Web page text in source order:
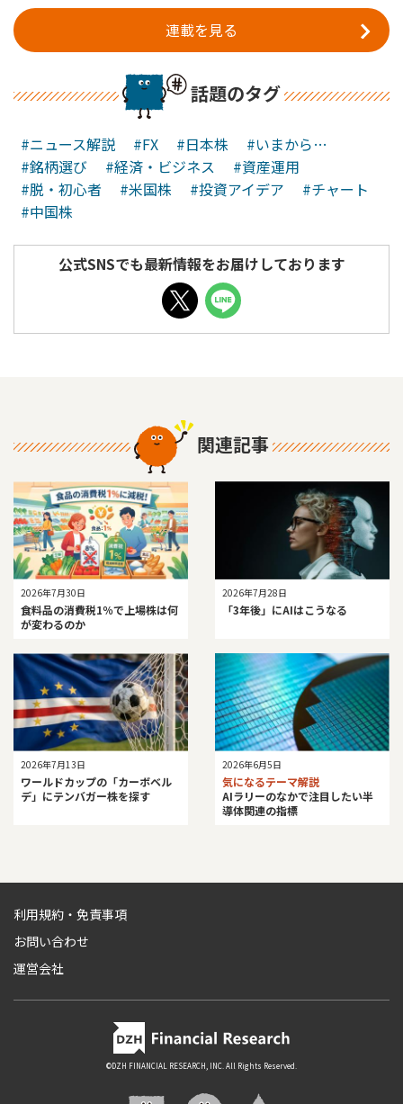
連載を見る
話題のタグ
#ニュース解説 #FX #日本株
#いまから…
#銘柄選び
#経済・ビジネス
#資産運用
#脱・初心者
#米国株 #投資アイデア
#チャート
#中国株
公式SNSでも最新情報をお届けしております
関連記事
2026年7月30日
食料品の消費税1％で上場株は何
が変わるのか
2026年7月28日
「3年後」にAIはこうなる
2026年7月13日
ワールドカップの「カーボベル
デ」にテンバガー株を探す
2026年6月5日
気になるテーマ解説
AIラリーのなかで注目したい半
導体関連の指標
利用規約・免責事項
お問い合わせ
運営会社
©DZH FINANCIAL RESEARCH, INC. All Rights Reserved.